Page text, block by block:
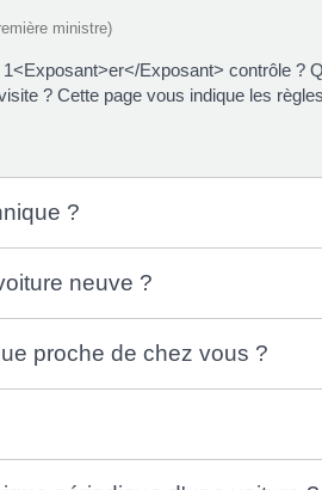
ministre)
Exposant> contrôle ?
? Cette page vous indique les
?
neuve ?
proche de chez vous ?